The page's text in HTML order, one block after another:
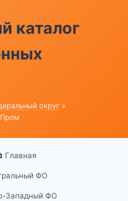
каталог
округ »
Главная
ФО
Западный ФО